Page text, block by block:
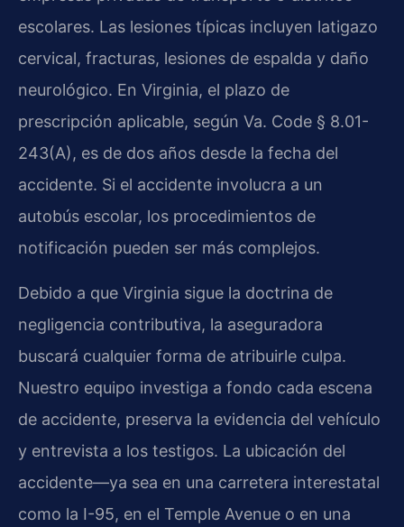
escolares. Las lesiones típicas incluyen latigazo
cervical, fracturas, lesiones de espalda y daño
neurológico. En Virginia, el plazo de
prescripción aplicable, según Va. Code § 8.01-
243(A), es de dos años desde la fecha del
accidente. Si el accidente involucra a un
autobús escolar, los procedimientos de
notificación pueden ser más complejos.
Debido a que Virginia sigue la doctrina de
negligencia contributiva, la aseguradora
buscará cualquier forma de atribuirle culpa.
Nuestro equipo investiga a fondo cada escena
de accidente, preserva la evidencia del vehículo
y entrevista a los testigos. La ubicación del
accidente—ya sea en una carretera interestatal
como la I-95, en el Temple Avenue o en una